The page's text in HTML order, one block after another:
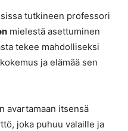
tutkineen professori
mielestä asettuminen
tekee mahdolliseksi
ja elämää sen
avartamaan itsensä
joka puhuu valaille ja